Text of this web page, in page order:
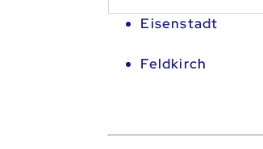
Eisenstadt
Feldkirch